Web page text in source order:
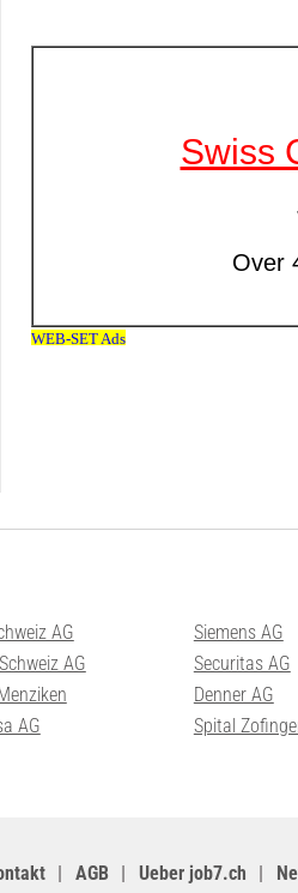
AG Siemens AG
AG Securitas AG
Denner AG
AG Spital
AGB Ueber job7.ch